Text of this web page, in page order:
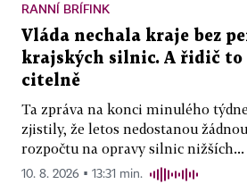
RANNÍ BRÍFINK
Vláda nechala kraje bez
krajských silnic. A řidič to
citelně
Ta zpráva na konci minulého
zjistily, že letos nedostanou
rozpočtu na opravy silnic nižších...
10. 8. 2026 ▪ 13:31 min.